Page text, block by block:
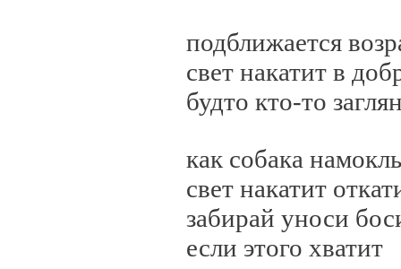
подближается
свет накатит в
будто кто-то
как собака
свет накатит откатит
забирай уноси
если этого хватит